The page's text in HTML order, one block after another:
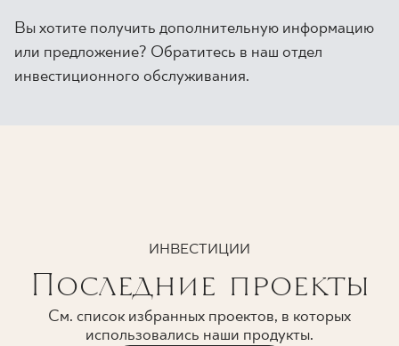
Вы хотите получить дополнительную информацию
или предложение? Обратитесь в наш отдел
инвестиционного обслуживания.
ИНВЕСТИЦИИ
Последние проекты
См. список избранных проектов, в которых
использовались наши продукты.